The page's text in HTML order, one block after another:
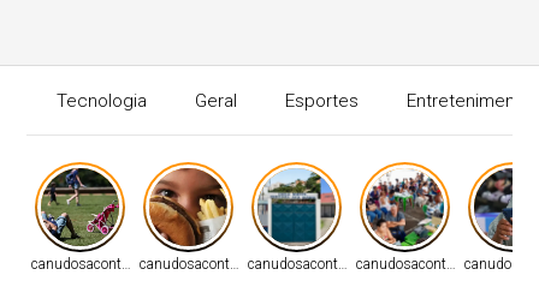
Tecnologia Geral Esportes Entretenimento
canudosacontece.comcanudosacontece.comcanudosacontece.comcanudosacontece.com